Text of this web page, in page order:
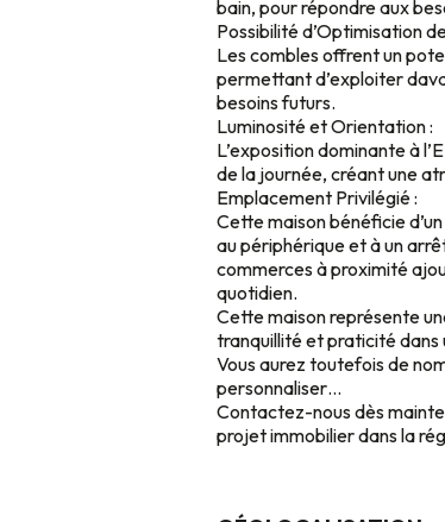
bain, pour répondre aux
Possibilité d’Optimisation
Les combles offrent un
permettant d’exploiter
besoins futurs.
Luminosité et Orientation :
L’exposition dominante à
de la journée, créant une
Emplacement Privilégié :
Cette maison bénéficie
au périphérique et à un
commerces à proximité
quotidien.
Cette maison représente
tranquillité et praticité dans
Vous aurez toutefois de
personnaliser…
Contactez-nous dès
projet immobilier dans la